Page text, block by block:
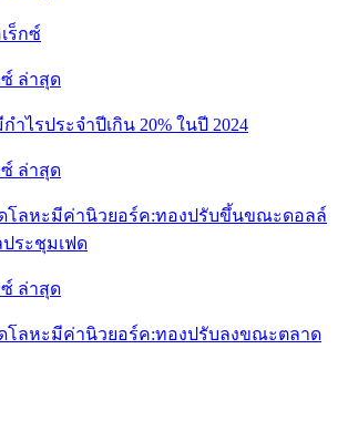
ร็กซ์
ล่าสุด
ไรประจำปีเกิน 20% ในปี 2024
ล่าสุด
โลหะมีค่านิวยอร์ค:ทองปรับขึ้นขณะดอลล์
ระชุมเฟด
ล่าสุด
โลหะมีค่านิวยอร์ค:ทองปรับลงขณะตลาด